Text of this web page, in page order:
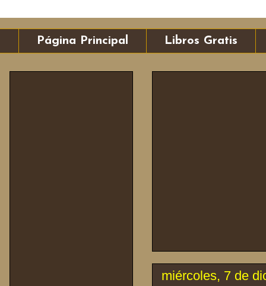
Página Principal Libros Gratis
miércoles, 7 de